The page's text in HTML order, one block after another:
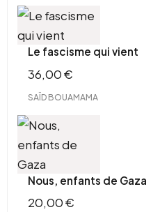
Le fascisme qui vient
36,00€
SAÏD BOUAMAMA
Nous, enfants de Gaza
20,00€